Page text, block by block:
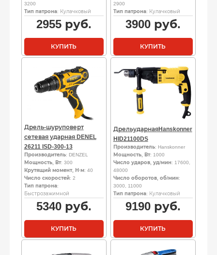
3200
Тип патрона: Кулачковый
2955руб.
КУПИТЬ
2900
Тип патрона: Кулачковый
3900руб.
КУПИТЬ
Дрель-шуруповерт
сетевая ударная DENEL
26211 ISD-300-13
Производитель: DENZEL
Мощность, Вт: 300
Крутящий момент, Н·м: 40
Число скоростей: 2
Тип патрона:
Быстрозажимной
5340руб.
КУПИТЬ
ДрельударнаяHanskonner
HID21100DS
Производитель: Hanskonner
Мощность, Вт: 1000
Число ударов, уд/мин: 17600,
48000
Число оборотов, об/мин:
3000, 11000
Тип патрона: Кулачковый
9190руб.
КУПИТЬ